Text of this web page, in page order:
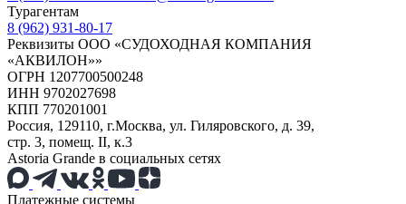
Турагентам
8 (962) 931-80-17
Реквизиты ООО «СУДОХОДНАЯ КОМПАНИЯ
«АКВИЛОН»»
ОГРН 1207700500248
ИНН 9702027698
КПП 770201001
Россия, 129110, г.Москва, ул. Гиляровского, д. 39,
стр. 3, помещ. II, к.3
Astoria Grande в социальных сетях
Платежные системы